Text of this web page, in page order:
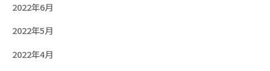
2022年6月
2022年5月
2022年4月